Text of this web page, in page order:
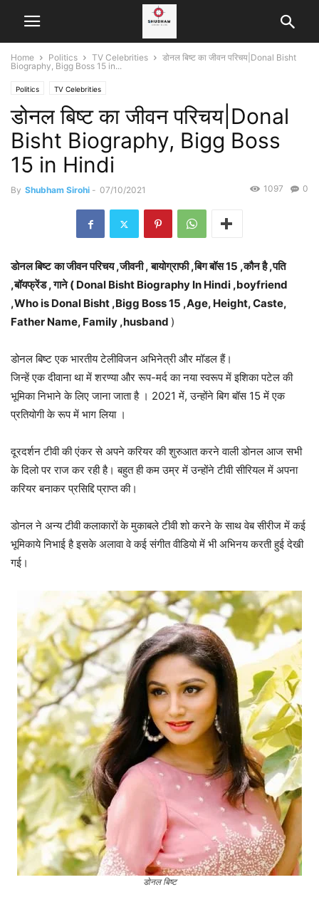
Home Politics TV Celebrities
डोनल बिष्ट का जीवन परिचय|Donal Bisht
Biography, Bigg Boss 15 in...
Politics TV Celebrities
डोनल बिष्ट का जीवन परिचय|Donal
Bisht Biography, Bigg Boss
15 in Hindi
By Shubham Sirohi - 07/10/2021 0
1097
डोनल बिष्ट का जीवन परिचय ,जीवनी , बायोग्राफी ,बिग बॉस 15 ,कौन है ,पति
,बॉयफ्रेंड , गाने ( Donal Bisht Biography In Hindi ,boyfriend
,Who is Donal Bisht ,Bigg Boss 15 ,Age, Height, Caste,
Father Name, Family ,husband )
डोनल बिष्ट एक भारतीय टेलीविजन अभिनेत्री और मॉडल हैं।
जिन्हें एक दीवाना था में शरण्या और रूप-मर्द का नया स्वरूप में इशिका पटेल की
भूमिका निभाने के लिए जाना जाता है । 2021 में, उन्होंने बिग बॉस 15 में एक
प्रतियोगी के रूप में भाग लिया ।
दूरदर्शन टीवी की एंकर से अपने करियर की शुरुआत करने वाली डोनल आज सभी
के दिलो पर राज कर रही है। बहुत ही कम उम्र में उन्होंने टीवी सीरियल में अपना
करियर बनाकर प्रसिद्दि प्राप्त की।
डोनल ने अन्य टीवी कलाकारों के मुकाबले टीवी शो करने के साथ वेब सीरीज में कई
भूमिकाये निभाई है इसके अलावा वे कई संगीत वीडियो में भी अभिनय करती हुई देखी
गई।
डोनल बिष्ट